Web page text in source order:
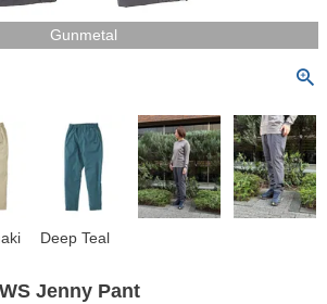
Gunmetal
Deep Teal
Jenny Pant